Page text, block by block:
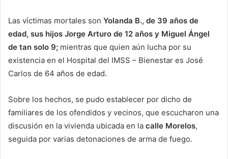
Las víctimas mortales son Yolanda B., de 39 años de
edad, sus hijos Jorge Arturo de 12 años y Miguel Ángel
de tan solo 9; mientras que quien aún lucha por su
existencia en el Hospital del IMSS – Bienestar es José
Carlos de 64 años de edad.
Sobre los hechos, se pudo establecer por dicho de
familiares de los ofendidos y vecinos, que escucharon una
discusión en la vivienda ubicada en la calle Morelos,
seguida por varias detonaciones de arma de fuego.